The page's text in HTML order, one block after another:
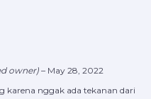
owner)– May 28, 2022
karena nggak ada tekanan dari